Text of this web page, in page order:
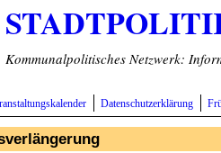
Kommunalpolitisches Netzwerk:
Datenschutzerklärung